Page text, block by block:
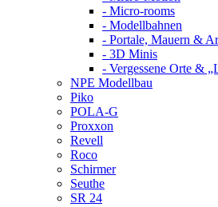
- Micro-rooms
- Modellbahnen
- Portale, Mauern &
- 3D Minis
- Vergessene Orte &
NPE Modellbau
Piko
POLA-G
Proxxon
Revell
Roco
Schirmer
Seuthe
SR 24